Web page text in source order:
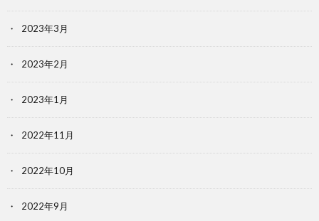
2023年3月
2023年2月
2023年1月
2022年11月
2022年10月
2022年9月